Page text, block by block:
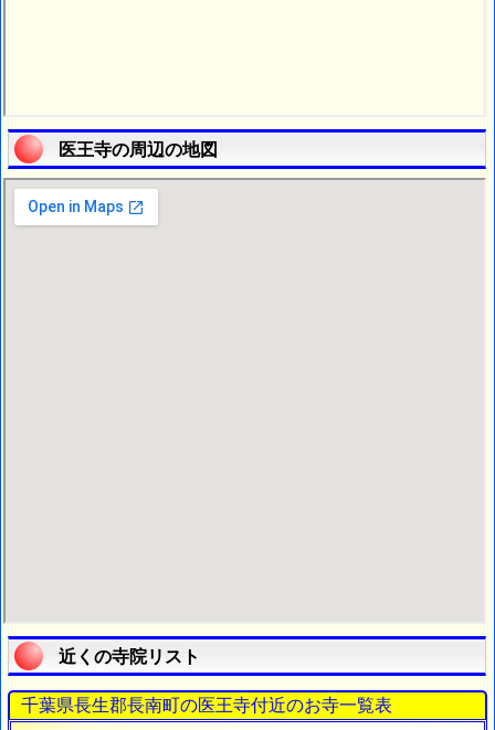
医王寺の周辺の地図
近くの寺院リスト
千葉県長生郡長南町の医王寺付近のお寺一覧表